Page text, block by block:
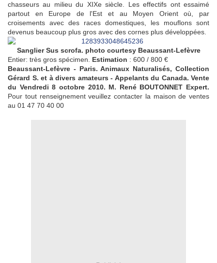
chasseurs au milieu du XIXe siècle. Les effectifs ont essaimé
partout en Europe de l'Est et au Moyen Orient où, par
croisements avec des races domestiques, les mouflons sont
devenus beaucoup plus gros avec des cornes plus développées.
Sanglier Sus scrofa. photo courtesy Beaussant-Lefèvre
Entier: très gros spécimen. Estimation : 600 / 800 €
Beaussant-Lefèvre - Paris. Animaux Naturalisés, Collection
Gérard S. et à divers amateurs - Appelants du Canada. Vente
du Vendredi 8 octobre 2010. M. René BOUTONNET Expert.
Pour tout renseignement veuillez contacter la maison de ventes
au 01 47 70 40 00